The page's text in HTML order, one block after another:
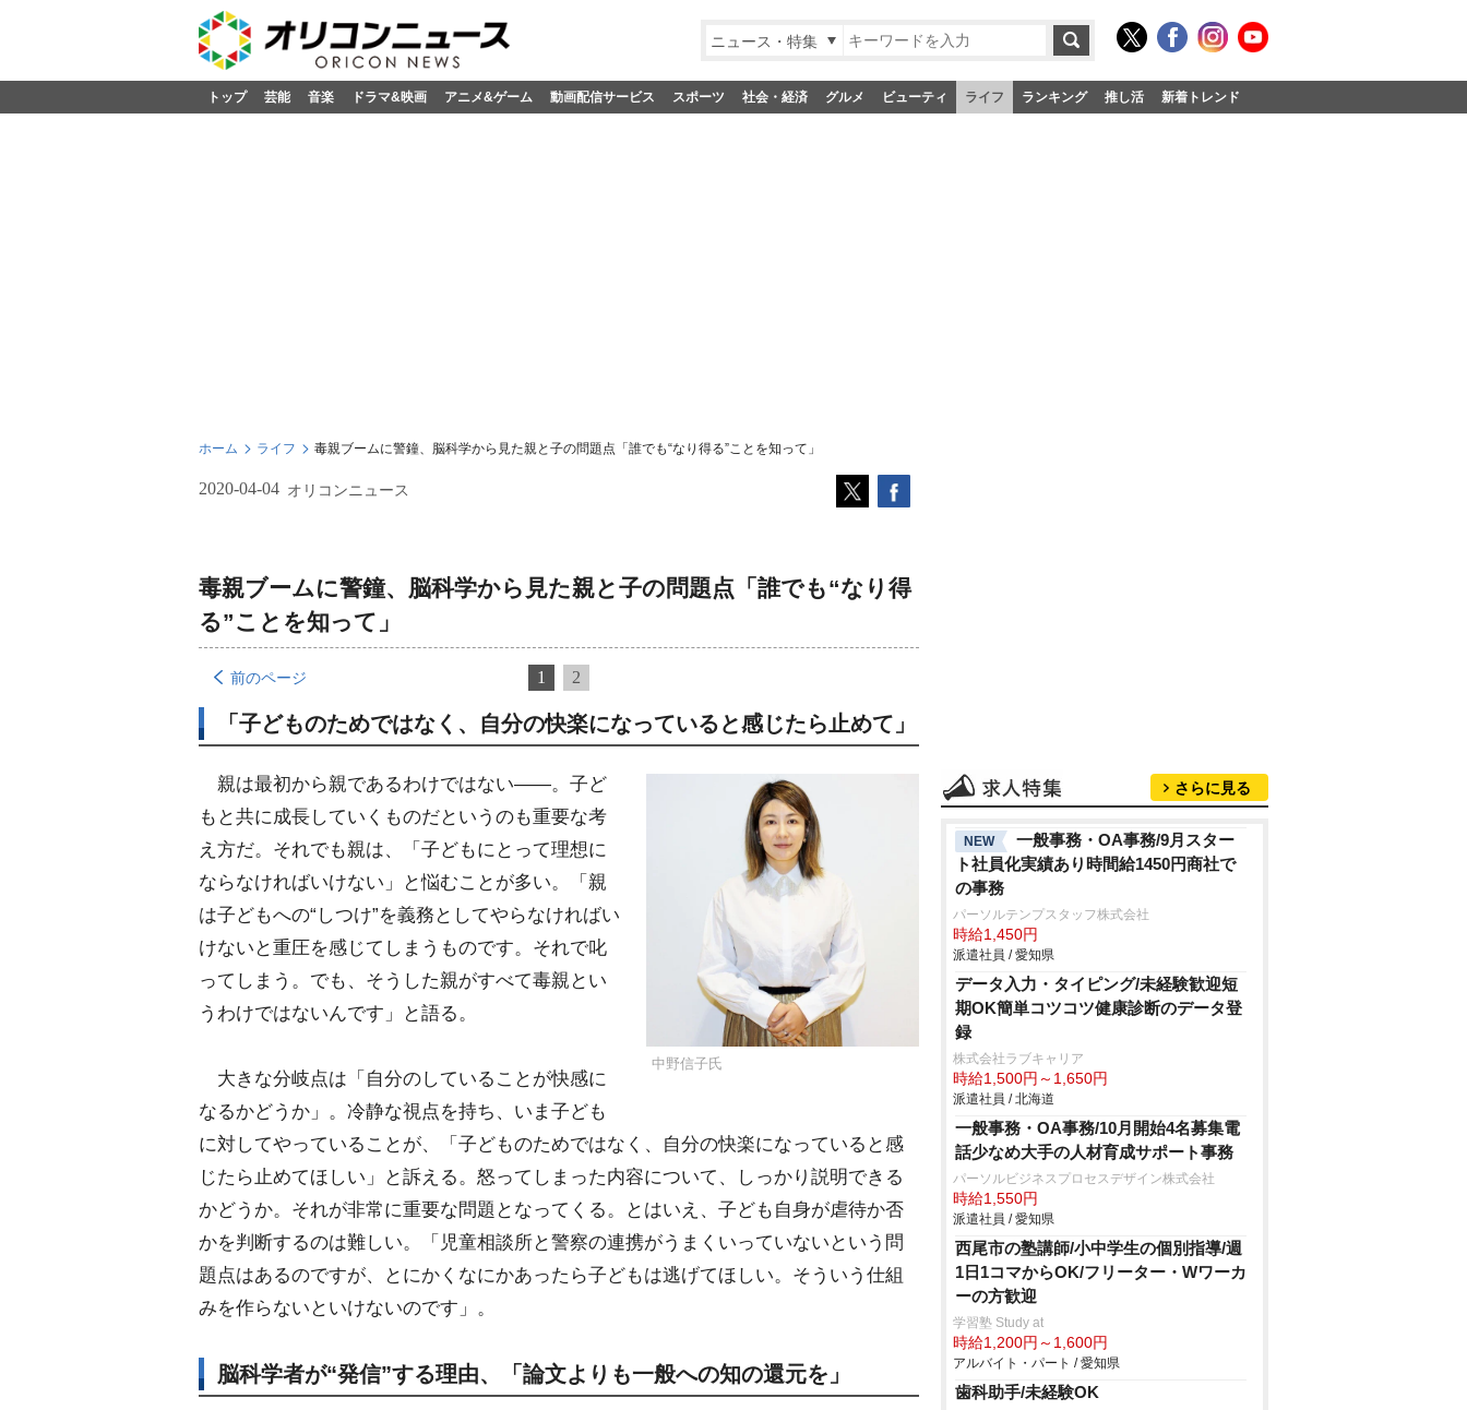
ニュース・特集
トップ 芸能 音楽 ドラマ&映画 アニメ&ゲーム 動画配信サービス スポーツ 社会・経済 グルメ ビューティ ライフ ランキング 推し活 新着トレンド
ホーム ライフ 毒親ブームに警鐘、脳科学から見た親と子の問題点「誰でも“なり得る”ことを知って」
2020-04-04 オリコンニュース
毒親ブームに警鐘、脳科学から見た親と子の問題点「誰でも“なり得
る”ことを知って」
前のページ 1 2
「子どものためではなく、自分の快楽になっていると感じたら止めて」
中野信子氏
親は最初から親であるわけではない――。子ど
もと共に成長していくものだというのも重要な考
え方だ。それでも親は、「子どもにとって理想に
ならなければいけない」と悩むことが多い。「親
は子どもへの“しつけ”を義務としてやらなければい
けないと重圧を感じてしまうものです。それで叱
ってしまう。でも、そうした親がすべて毒親とい
うわけではないんです」と語る。
大きな分岐点は「自分のしていることが快感に
なるかどうか」。冷静な視点を持ち、いま子ども
に対してやっていることが、「子どものためではなく、自分の快楽になっていると感
じたら止めてほしい」と訴える。怒ってしまった内容について、しっかり説明できる
かどうか。それが非常に重要な問題となってくる。とはいえ、子ども自身が虐待か否
かを判断するのは難しい。「児童相談所と警察の連携がうまくいっていないという問
題点はあるのですが、とにかくなにかあったら子どもは逃げてほしい。そういう仕組
みを作らないといけないのです」。
脳科学者が“発信”する理由、「論文よりも一般への知の還元を」
さらに見る
NEW
一般事務・OA事務/9月スター
ト社員化実績あり時間給1450円商社で
の事務
パーソルテンプスタッフ株式会社
時給1,450円
派遣社員 / 愛知県
データ入力・タイピング/未経験歓迎短
期OK簡単コツコツ健康診断のデータ登
録
株式会社ラブキャリア
時給1,500円～1,650円
派遣社員 / 北海道
一般事務・OA事務/10月開始4名募集電
話少なめ大手の人材育成サポート事務
パーソルビジネスプロセスデザイン株式会社
時給1,550円
派遣社員 / 愛知県
西尾市の塾講師/小中学生の個別指導/週
1日1コマからOK/フリーター・Wワーカ
ーの方歓迎
学習塾 Study at
時給1,200円～1,600円
アルバイト・パート / 愛知県
歯科助手/未経験OK